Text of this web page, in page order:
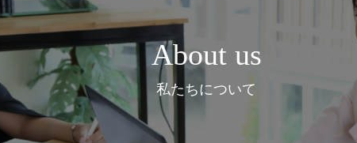
About us
私たちについて